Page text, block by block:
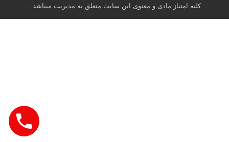
کلیه امتیاز مادی و معنوی این سایت متعلق به مدیریت میباشد .